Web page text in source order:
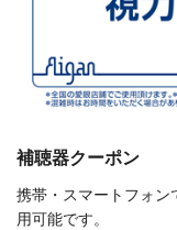
補聴器クーポン
携帯・スマートフォン
用可能です。